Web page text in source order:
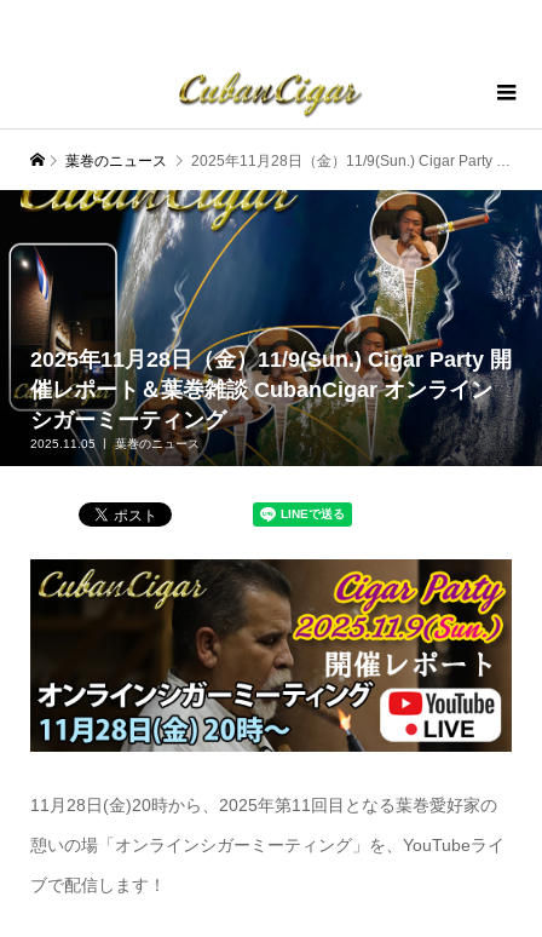
葉巻のニュース 2025年11月28日（金）11/9(Sun.) Cigar Party 開催レポート＆葉巻雑談 CubanCigar オンラインシガーミーティング
2025年11月28日（金）11/9(Sun.) Cigar Party 開
催レポート＆葉巻雑談 CubanCigar オンライン
シガーミーティング
2025.11.05 葉巻のニュース
11月28日(金)20時から、2025年第11回目となる葉巻愛好家の
憩いの場「オンラインシガーミーティング」を、YouTubeライ
ブで配信します！